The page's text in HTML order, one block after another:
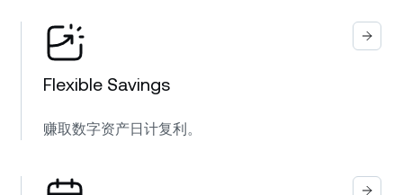
Flexible Savings
赚取数字资产日计复利。